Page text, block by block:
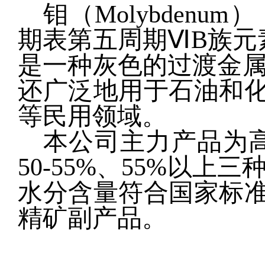
钼（Molybdenum
期表第五周期ⅥB族元
是一种灰色的过渡金
还广泛地用于石油和
等民用领域。
本公司主力产品为
50-55%、55%以上三
水分含量符合国家标
精矿副产品。